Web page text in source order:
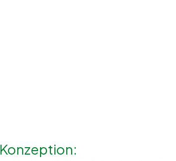
Konzeption: